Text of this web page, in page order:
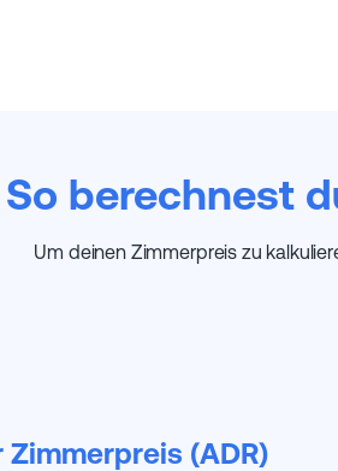
So berechnest
Um deinen Zimmerpreis zu
(ADR)